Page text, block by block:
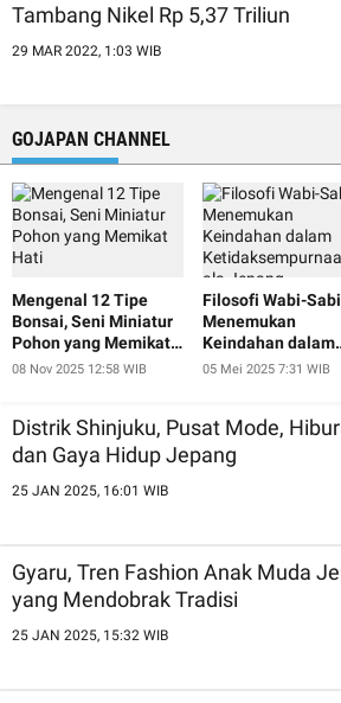
Tambang Nikel Rp 5,37 Triliun
29 MAR 2022, 1:03 WIB
GOJAPAN CHANNEL
Mengenal 12 Tipe
Bonsai, Seni Miniatur
Pohon yang Memikat
Hati
08 Nov 2025 12:58 WIB
Filosofi Wabi-
Menemukan
Keindahan dalam
05 Mei 2025 7:31 WIB
Distrik Shinjuku, Pusat Mode,
dan Gaya Hidup Jepang
25 JAN 2025, 16:01 WIB
Gyaru, Tren Fashion Anak Muda
yang Mendobrak Tradisi
25 JAN 2025, 15:32 WIB